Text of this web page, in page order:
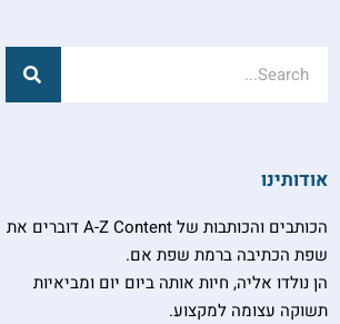
אודותינו
הכותבים והכותבות של A-Z Content דוברים את
שפת הכתיבה ברמת שפת אם.
הן נולדו אליה, חיות אותה ביום יום ומביאיות
תשוקה עצומה למקצוע.